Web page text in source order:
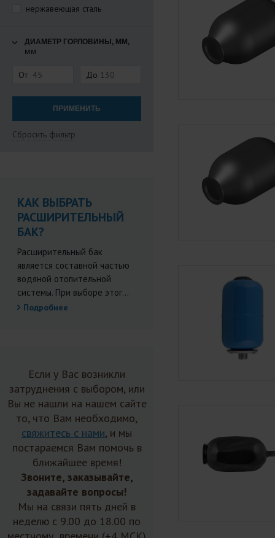
нержавеющая сталь
ДИАМЕТР ГОРЛОВИНЫ, ММ,
мм
От До
Сбросить фильтр
КАК ВЫБРАТЬ
РАСШИРИТЕЛЬНЫЙ
БАК?
Расширительный бак
является составной частью
водяной отопительной
системы. При выборе этог...
Подробнее
Если у Вас возникли
затруднения с выбором, или
Вы не нашли на нашем сайте
то, что Вам необходимо,
свяжитесь с нами, и мы
постараемся Вам помочь в
ближайшее время!
Звоните, заказывайте,
задавайте вопросы!
Мы на связи пять дней в
неделю с 9.00 до 18.00 по